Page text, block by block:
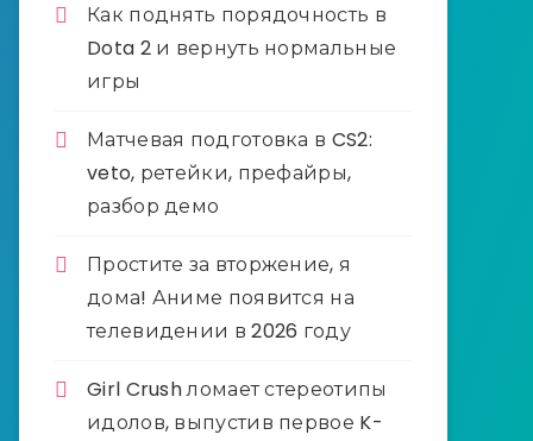
Как поднять порядочность в
Dota 2 и вернуть нормальные
игры
Матчевая подготовка в CS2:
veto, ретейки, префайры,
разбор демо
Простите за вторжение, я
дома! Аниме появится на
телевидении в 2026 году
Girl Crush ломает стереотипы
идолов, выпустив первое K-